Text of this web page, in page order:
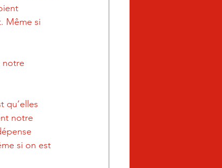
Même si
notre
qu’elles
notre
si on est